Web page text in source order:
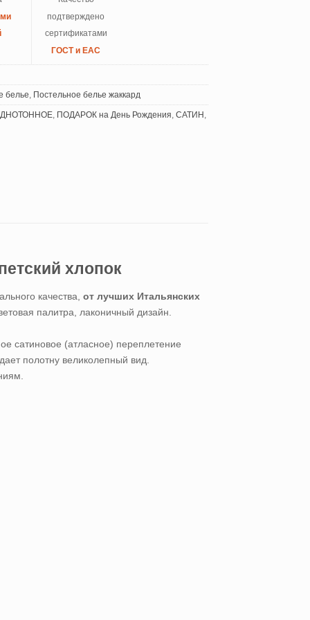
подтверждено
сертификатами
ГОСТ и ЕАС
белье, Постельное белье жаккард
, ПОДАРОК на День Рождения, САТИН ,
хлопок
качества, от лучших Итальянских
палитра, лаконичный дизайн.
сатиновое (атласное) переплетение
полотну великолепный вид.